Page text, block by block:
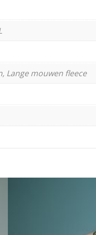
Lange mouwen fleece